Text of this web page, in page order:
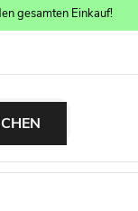
gesamten Einkauf!